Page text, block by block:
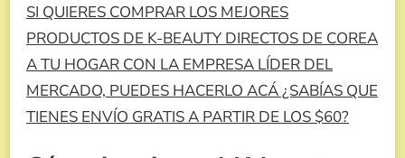
SI QUIERES COMPRAR LOS MEJORES
PRODUCTOS DE K-BEAUTY DIRECTOS DE COREA
A TU HOGAR CON LA EMPRESA LÍDER DEL
MERCADO, PUEDES HACERLO ACÁ ¿SABÍAS QUE
TIENES ENVÍO GRATIS A PARTIR DE LOS $60?